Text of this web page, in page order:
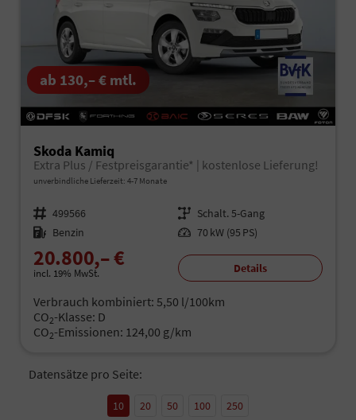
ab 130,– € mtl.
Skoda Kamiq
Extra Plus / Festpreisgarantie* | kostenlose Lieferung!
unverbindliche Lieferzeit: 4-7 Monate
Fahrzeugnr. 499566 Getriebe Schalt. 5-Gang
Kraftstoff Benzin Leistung 70 kW (95 PS)
20.800,– €
incl. 19% MwSt. Details
Verbrauch kombiniert: 5,50 l/100km
CO2-Klasse: D
CO2-Emissionen: 124,00 g/km
Datensätze pro Seite:
10 20 50 100 250